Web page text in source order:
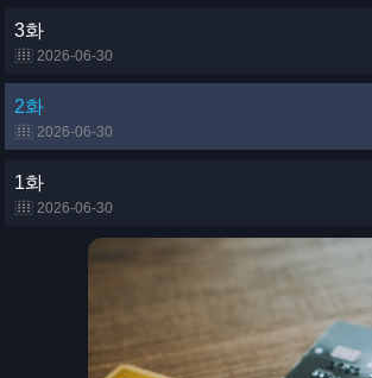
3화
2026-06-30
2화
2026-06-30
1화
2026-06-30